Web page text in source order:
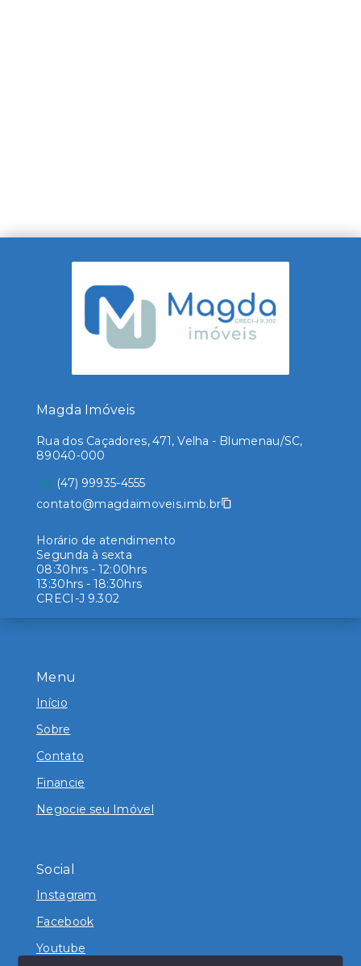
Menu
Início
Sobre
Contato
Financie
Negocie seu Imóvel
Social
Instagram
Facebook
Youtube
Magda Imóveis
Rua dos Caçadores, 471, Velha - Blumenau/SC,
89040-000
(47) 99935-4555
contato@magdaimoveis.imb.br
Horário de atendimento
Segunda à sexta
08:30hrs - 12:00hrs
13:30hrs - 18:30hrs
CRECI-J 9.302